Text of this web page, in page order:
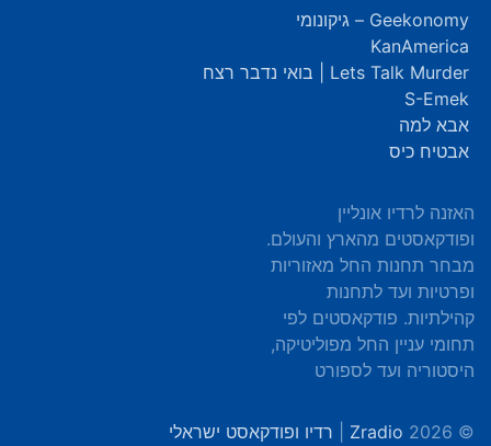
Geekonomy – גיקונומי
KanAmerica
Lets Talk Murder | בואי נדבר רצח
S-Emek
אבא למה
אבטיח כיס
האזנה לרדיו אונליין
ופודקאסטים מהארץ והעולם.
מבחר תחנות החל מאזוריות
ופרטיות ועד לתחנות
קהילתיות. פודקאסטים לפי
תחומי עניין החל מפוליטיקה,
היסטוריה ועד לספורט
© 2026
Zradio רדיו ופודקאסט ישראלי